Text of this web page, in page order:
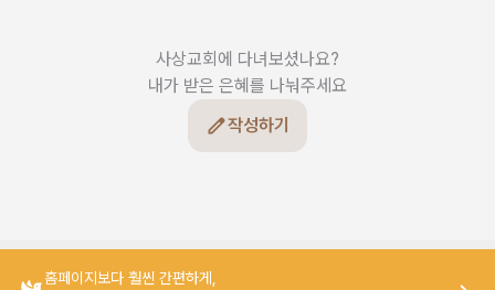
사상교회에 다녀보셨나요?
내가 받은 은혜를 나눠주세요
작성하기
홈페이지보다 훨씬 간편하게,